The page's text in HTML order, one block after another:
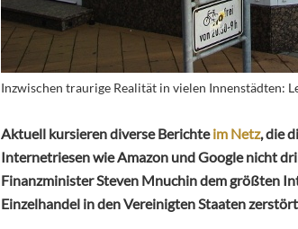
Inzwischen traurige Realität in vielen Innenstädten:
Aktuell kursieren diverse Berichteim Netz, die
Internetriesen wie Amazon und Google nicht
Finanzminister Steven Mnuchin dem größten
Einzelhandel in den Vereinigten Staaten